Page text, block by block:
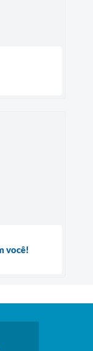
você!